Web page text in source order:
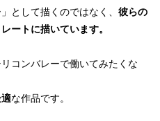
として描くのではなく、 彼らの
ートに描いています。
コンバレーで働いてみたくな
な作品です。